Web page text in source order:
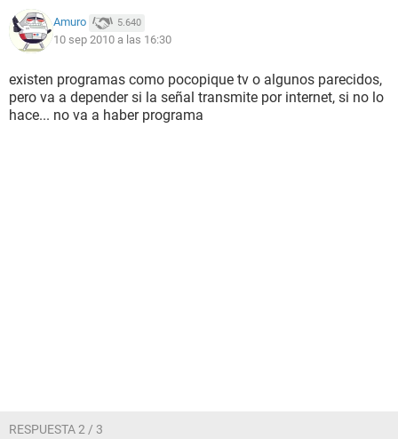
Amuro 5.640
10 sep 2010 a las 16:30
existen programas como pocopique tv o algunos parecidos,
pero va a depender si la señal transmite por internet, si no lo
hace... no va a haber programa
RESPUESTA 2 / 3